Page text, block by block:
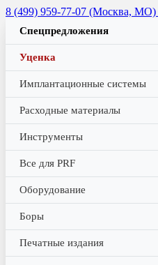
8 (499) 959-77-07 (Москва, МО)
Спецпредложения
Уценка
Имплантационные системы
Расходные материалы
Инструменты
Все для PRF
Оборудование
Боры
Печатные издания